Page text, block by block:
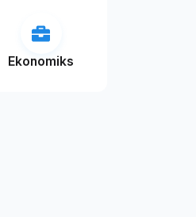
Ekonomiks